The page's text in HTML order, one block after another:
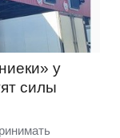
у
силы